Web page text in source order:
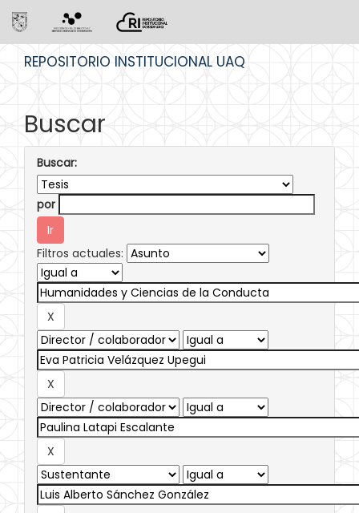
REPOSITORIO INSTITUCIONAL UAQ
Buscar
Buscar:
por
Filtros actuales: